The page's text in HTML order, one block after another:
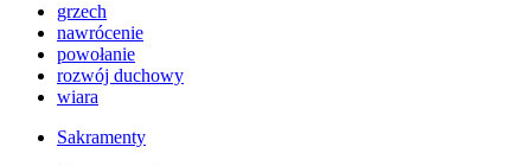
grzech
nawrócenie
powołanie
rozwój duchowy
wiara
Sakramenty